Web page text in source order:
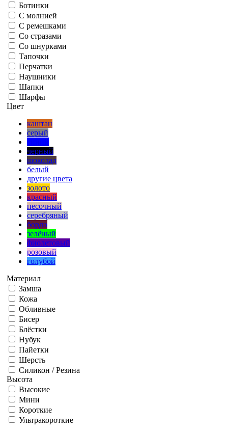
Ботинки
С молнией
С ремешками
Со стразами
Со шнурками
Тапочки
Перчатки
Наушники
Шапки
Шарфы
Цвет
каштан
серый
черный
шоколад
белый
другие цвета
золото
красный
песочный
серебряный
бордо
зелёный
фиолетовый
розовый
голубой
Материал
Замша
Кожа
Обливные
Бисер
Блёстки
Нубук
Пайетки
Шерсть
Силикон / Резина
Высота
Высокие
Мини
Короткие
Ультракороткие